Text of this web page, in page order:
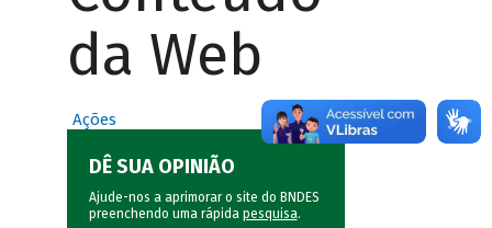
da Web
Ações
DÊ SUA OPINIÃO
Ajude-nos a aprimorar o site do BNDES
preenchendo uma rápida pesquisa.